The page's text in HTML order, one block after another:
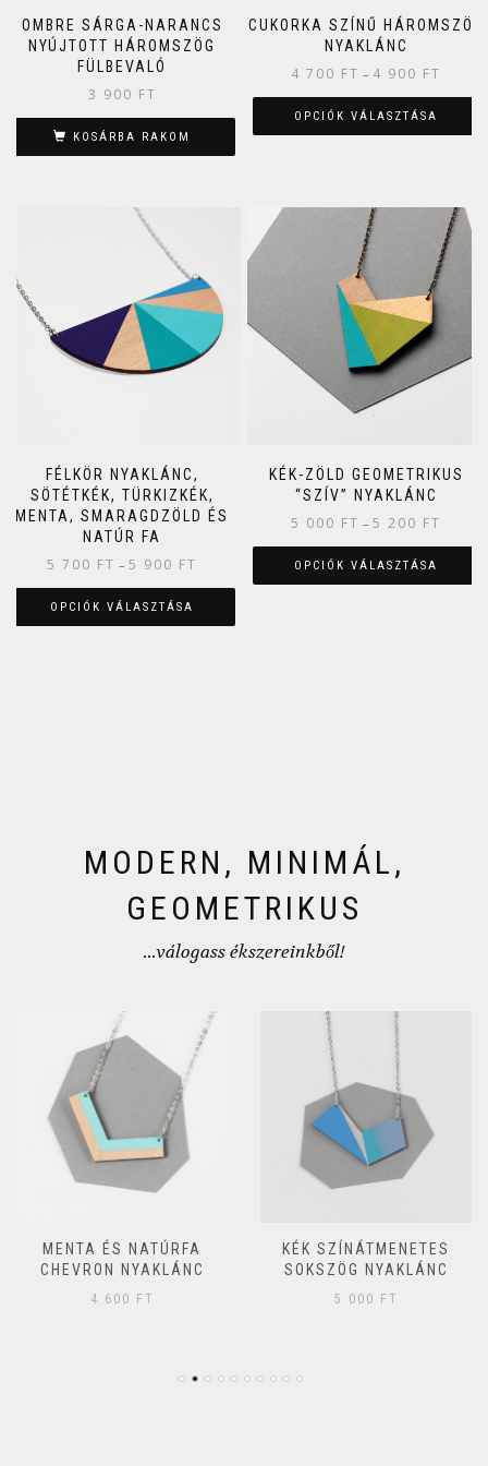
OMBRE SÁRGA-NARANCS
NYÚJTOTT HÁROMSZÖG
FÜLBEVALÓ
3 900 FT
KOSÁRBA RAKOM
CUKORKA SZÍNŰ HÁROMSZÖG
NYAKLÁNC
4 700 FT – 4 900 FT
OPCIÓK VÁLASZTÁSA
FÉLKÖR NYAKLÁNC,
SÖTÉTKÉK, TÜRKIZKÉK,
MENTA, SMARAGDZÖLD ÉS
NATÚR FA
5 700 FT – 5 900 FT
OPCIÓK VÁLASZTÁSA
KÉK-ZÖLD GEOMETRIKUS
“SZÍV” NYAKLÁNC
5 000 FT – 5 200 FT
OPCIÓK VÁLASZTÁSA
MODERN, MINIMÁL,
GEOMETRIKUS
...válogass ékszereinkből!
MENTA ÉS NATÚRFA
CHEVRON NYAKLÁNC
4 600 FT
KÉK SZÍNÁTMENETES
SOKSZÖG NYAKLÁNC
5 000 FT